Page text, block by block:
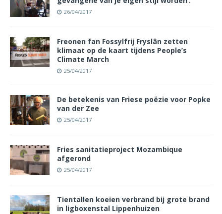
26/04/2017
Freonen fan Fossylfrij Fryslân zetten
klimaat op de kaart tijdens People’s
Climate March
25/04/2017
De betekenis van Friese poëzie voor Popke
van der Zee
25/04/2017
Fries sanitatieproject Mozambique
afgerond
25/04/2017
Tientallen koeien verbrand bij grote brand
in ligboxenstal Lippenhuizen